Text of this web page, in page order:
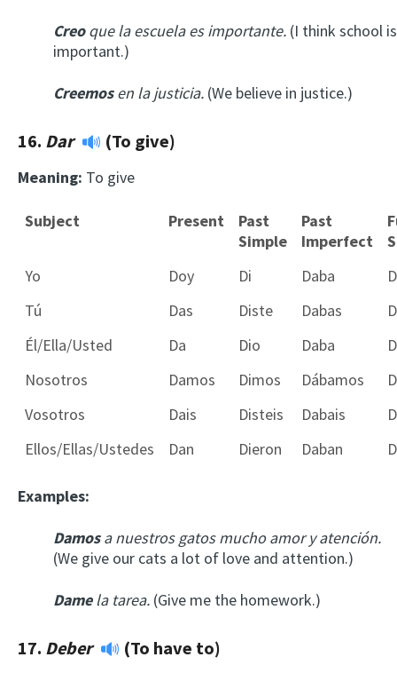
Creoque la escuela es importante. (I think school is
important.)
Creemosen la justicia. (We believe in justice.)
16. Dar (To give)
Meaning: To give
Subject Present
Past
Simple
Past
Imperfect
Yo
Doy Di Daba
Tú
Das Diste Dabas
Él/Ella/Usted
Da Dio Daba
Nosotros
Damos Dimos Dábamos
Vosotros
Dais Disteis Dabais
Ellos/Ellas/Ustedes
Dan Dieron Daban
Examples:
Damosa nuestros gatos mucho amor y atención.
(We give our cats a lot of love and attention.)
Damela tarea. (Give me the homework.)
17. Deber (To have to)